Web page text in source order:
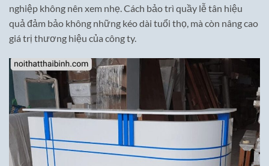
nghiệp không nên xem nhẹ. Cách bảo trì quầy lễ tân hiệu
quả đảm bảo không những kéo dài tuổi thọ, mà còn nâng cao
giá trị thương hiệu của công ty.